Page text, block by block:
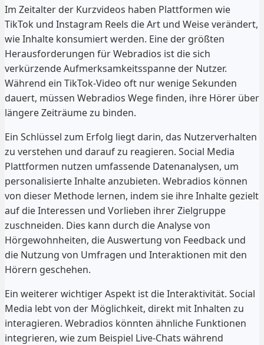
Im Zeitalter der Kurzvideos haben Plattformen wie
TikTok und Instagram Reels die Art und Weise verändert,
wie Inhalte konsumiert werden. Eine der größten
Herausforderungen für Webradios ist die sich
verkürzende Aufmerksamkeitsspanne der Nutzer.
Während ein TikTok-Video oft nur wenige Sekunden
dauert, müssen Webradios Wege finden, ihre Hörer über
längere Zeiträume zu binden.
Ein Schlüssel zum Erfolg liegt darin, das Nutzerverhalten
zu verstehen und darauf zu reagieren. Social Media
Plattformen nutzen umfassende Datenanalysen, um
personalisierte Inhalte anzubieten. Webradios können
von dieser Methode lernen, indem sie ihre Inhalte gezielt
auf die Interessen und Vorlieben ihrer Zielgruppe
zuschneiden. Dies kann durch die Analyse von
Hörgewohnheiten, die Auswertung von Feedback und
die Nutzung von Umfragen und Interaktionen mit den
Hörern geschehen.
Ein weiterer wichtiger Aspekt ist die Interaktivität. Social
Media lebt von der Möglichkeit, direkt mit Inhalten zu
interagieren. Webradios könnten ähnliche Funktionen
integrieren, wie zum Beispiel Live-Chats während